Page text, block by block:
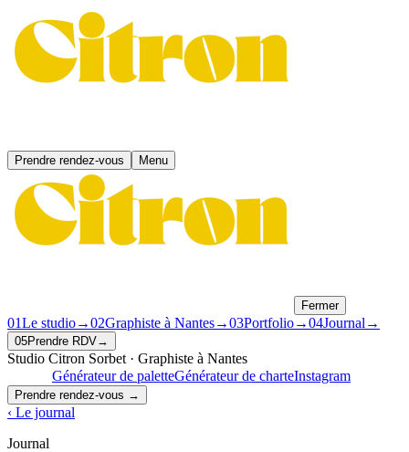
Prendre rendez-vous Menu
Fermer
01Le studio→02Graphiste à Nantes→03Portfolio→04Journal →
05Prendre RDV→
Studio Citron Sorbet · Graphiste à Nantes
Générateur de paletteGénérateur de charteInstagram
Prendre rendez-vous →
‹ Le journal
Journal